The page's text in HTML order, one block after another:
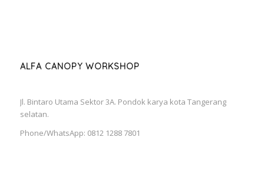
ALFA CANOPY WORKSHOP
Jl. Bintaro Utama Sektor 3A. Pondok karya kota Tangerang
selatan.
Phone/WhatsApp: 0812 1288 7801